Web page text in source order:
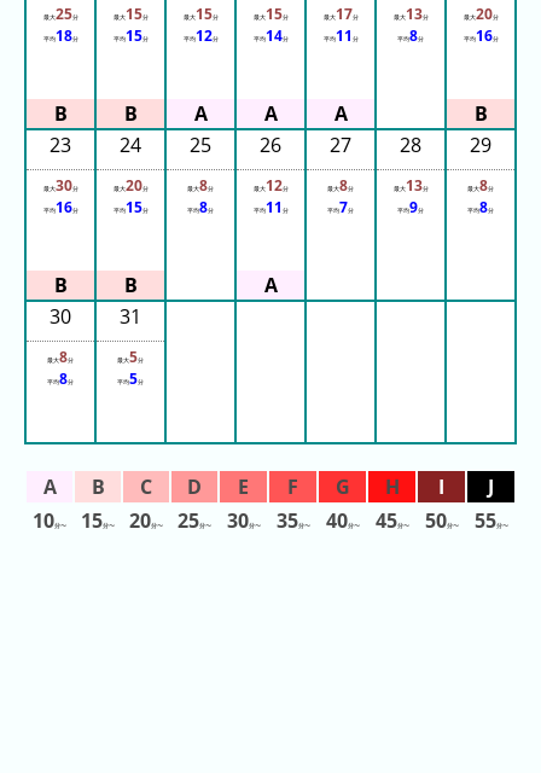
景
島
ー
パ
ラ
ダ
イ
那
須
ハ
イ
ン
ド
パ
ー
最大25分
平均18分
最大15分
平均15分
最大15分
平均12分
最大15分
平均14分
最大17分
平均11 分
最大13分
平均8分
最大20分
平均16分
23
最大30分
平均16分
24
最大20分
平均15分
25
最大8分
平均8分
26
最大12分
平均11 分
27
最大8分
平均7分
28
最大13分
平均9分
29
最大8分
平均8分
30
最大8分
平均8分
31
最大5分
平均5分
10分〜 15分〜 20分〜 25分〜 30分〜 35分〜 40分〜 45分〜 50分〜 55分〜